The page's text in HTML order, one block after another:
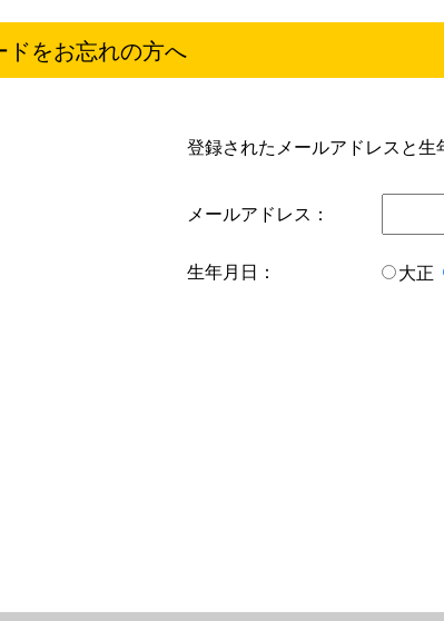
ドをお忘れの方へ
登録されたメールアドレスと生
メールアドレス：
生年月日： 大正